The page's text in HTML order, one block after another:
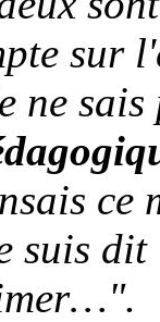
sur
ne
suis